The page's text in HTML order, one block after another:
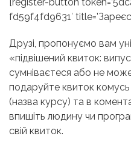
fd59f4fd9631′
Друзі, пропонуємо вам
«підвішений квиток:
сумніваєтеся або не
подаруйте квиток комусь
(назва курсу) та в
впишіть людину чи
свій квиток.